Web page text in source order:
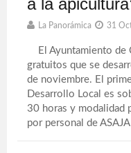
a la apicultura’
La Panorámica 31
El Ayuntamiento de
gratuitos que se
de noviembre. El
Desarrollo Local es
30 horas y modalidad
por personal de ASAJA